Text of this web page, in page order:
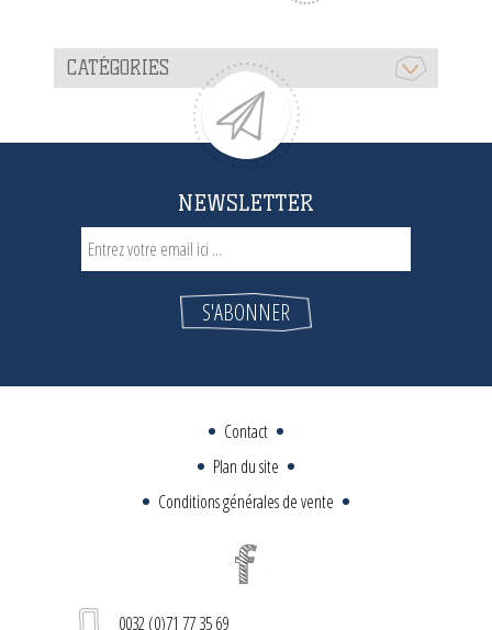
CATÉGORIES
NEWSLETTER
Contact
Plan du site
Conditions générales de vente
0032 (0)71 77 35 69